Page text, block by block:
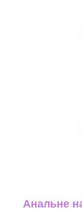
Анальне